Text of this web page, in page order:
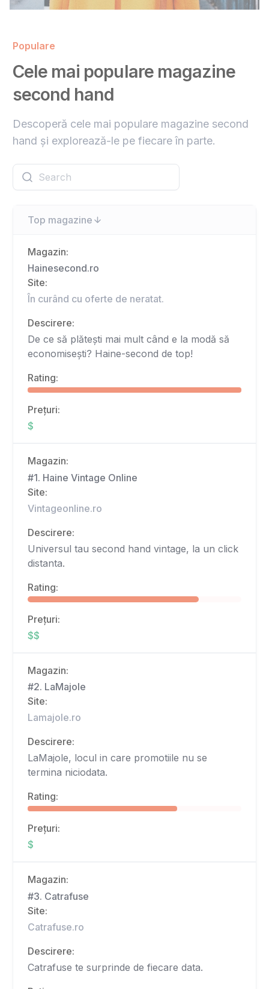
Populare
Cele mai populare magazine
second hand
Descoperă cele mai populare magazine second
hand și explorează-le pe fiecare în parte.
Top magazine
Magazin:
Hainesecond.ro
Site:
În curând cu oferte de neratat.
Descirere:
De ce să plătești mai mult când e la modă să
economisești? Haine-second de top!
Rating:
Prețuri:
$
Magazin:
#1. Haine Vintage Online
Site:
Vintageonline.ro
Descirere:
Universul tau second hand vintage, la un click
distanta.
Rating:
Prețuri:
$$
Magazin:
#2. LaMajole
Site:
Lamajole.ro
Descirere:
LaMajole, locul in care promotiile nu se
termina niciodata.
Rating:
Prețuri:
$
Magazin:
#3. Catrafuse
Site:
Catrafuse.ro
Descirere:
Catrafuse te surprinde de fiecare data.